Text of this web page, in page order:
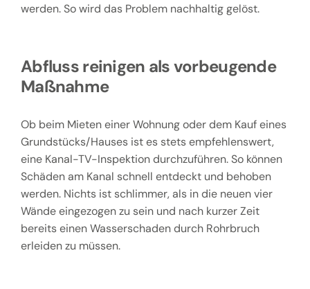
werden. So wird das Problem nachhaltig gelöst.
Abfluss reinigen als vorbeugende
Maßnahme
Ob beim Mieten einer Wohnung oder dem Kauf eines
Grundstücks/Hauses ist es stets empfehlenswert,
eine Kanal-TV-Inspektion durchzuführen. So können
Schäden am Kanal schnell entdeckt und behoben
werden. Nichts ist schlimmer, als in die neuen vier
Wände eingezogen zu sein und nach kurzer Zeit
bereits einen Wasserschaden durch Rohrbruch
erleiden zu müssen.